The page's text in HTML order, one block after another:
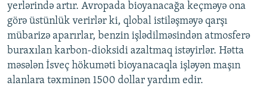
yerlərində artır. Avropada bioyanacağa keçməyə ona
görə üstünlük verirlər ki, qlobal istiləşməyə qarşı
mübarizə aparırlar, benzin işlədilməsindən atmosferə
buraxılan karbon-dioksidi azaltmaq istəyirlər. Hətta
məsələn İsveç hökuməti bioyanacaqla işləyən maşın
alanlara təxminən 1500 dollar yardım edir.